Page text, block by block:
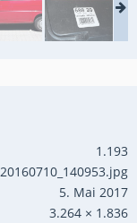
1.193
20160710_140953.jpg
5. Mai 2017
3.264 × 1.836